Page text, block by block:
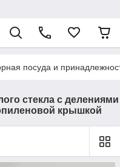
посуда и
стекла с делениями
крышкой